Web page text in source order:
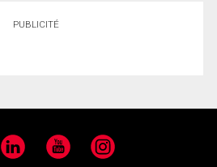
PUBLICITÉ
LinkedIn YouTube Instagram